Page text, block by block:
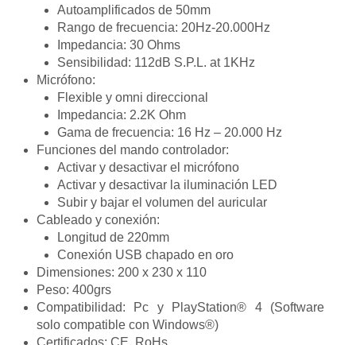
Autoamplificados de 50mm
Rango de frecuencia: 20Hz-20.000Hz
Impedancia: 30 Ohms
Sensibilidad: 112dB S.P.L. at 1KHz
Micrófono:
Flexible y omni direccional
Impedancia: 2.2K Ohm
Gama de frecuencia: 16 Hz – 20.000 Hz
Funciones del mando controlador:
Activar y desactivar el micrófono
Activar y desactivar la iluminación LED
Subir y bajar el volumen del auricular
Cableado y conexión:
Longitud de 220mm
Conexión USB chapado en oro
Dimensiones: 200 x 230 x 110
Peso: 400grs
Compatibilidad: Pc y PlayStation® 4 (Software
solo compatible con Windows®)
Certificados: CE, RoHs